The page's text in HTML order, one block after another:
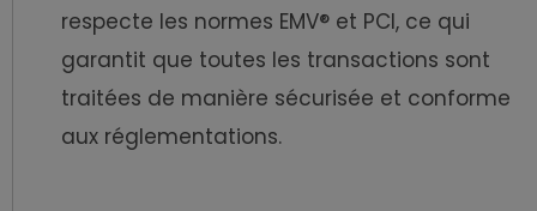
respecte les normes EMV® et PCI, ce qui
garantit que toutes les transactions sont
traitées de manière sécurisée et conforme
aux réglementations.